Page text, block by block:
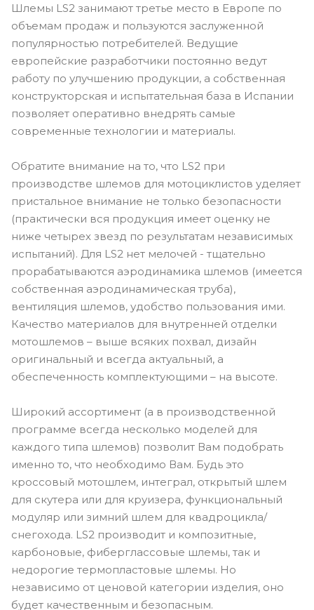
Шлемы LS2 занимают третье место в Европе по
объемам продаж и пользуются заслуженной
популярностью потребителей. Ведущие
европейские разработчики постоянно ведут
работу по улучшению продукции, а собственная
конструкторская и испытательная база в Испании
позволяет оперативно внедрять самые
современные технологии и материалы.
Обратите внимание на то, что LS2 при
производстве шлемов для мотоциклистов уделяет
пристальное внимание не только безопасности
(практически вся продукция имеет оценку не
ниже четырех звезд по результатам независимых
испытаний). Для LS2 нет мелочей - тщательно
прорабатываются аэродинамика шлемов (имеется
собственная аэродинамическая труба),
вентиляция шлемов, удобство пользования ими.
Качество материалов для внутренней отделки
мотошлемов – выше всяких похвал, дизайн
оригинальный и всегда актуальный, а
обеспеченность комплектующими – на высоте.
Широкий ассортимент (а в производственной
программе всегда несколько моделей для
каждого типа шлемов) позволит Вам подобрать
именно то, что необходимо Вам. Будь это
кроссовый мотошлем, интеграл, открытый шлем
для скутера или для круизера, функциональный
модуляр или зимний шлем для квадроцикла/
снегохода. LS2 производит и композитные,
карбоновые, фиберглассовые шлемы, так и
недорогие термопластовые шлемы. Но
независимо от ценовой категории изделия, оно
будет качественным и безопасным.